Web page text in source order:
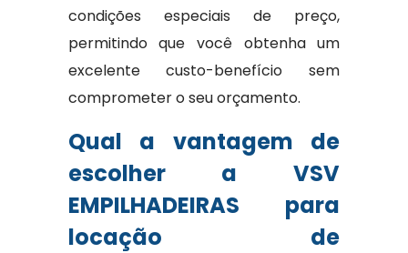
condições especiais de preço,
permitindo que você obtenha um
excelente custo-benefício sem
comprometer o seu orçamento.
Qual a vantagem de
escolher a VSV
EMPILHADEIRAS para
locação de